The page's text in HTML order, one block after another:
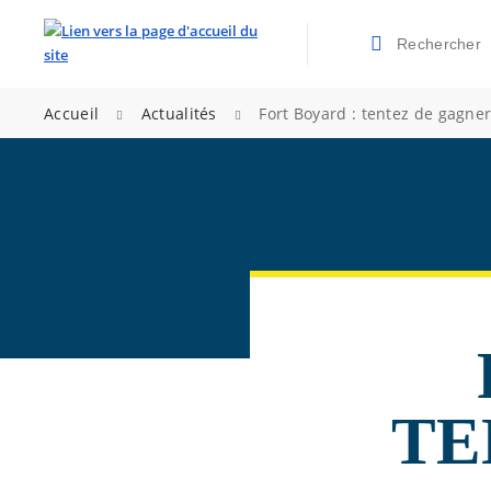
Valider la
Accueil Actualités Fort Boyard : tentez de